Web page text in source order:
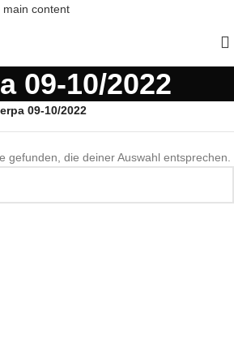
main content
09-10/2022
09-10/2022
gefunden, die deiner Auswahl entsprechen.